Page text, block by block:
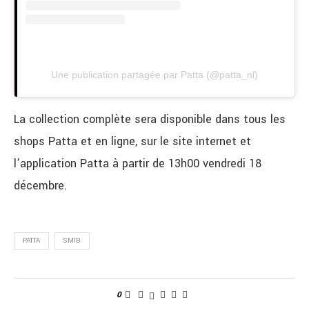
Une publication partagée par Patta (@patta_nl)
La collection complète sera disponible dans tous les
shops Patta et en ligne, sur le site internet et
l’application Patta à partir de 13h00 vendredi 18
décembre.
PATTA SMIB
0